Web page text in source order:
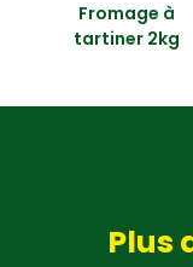
Fromage à
tartiner 2kg
Plus